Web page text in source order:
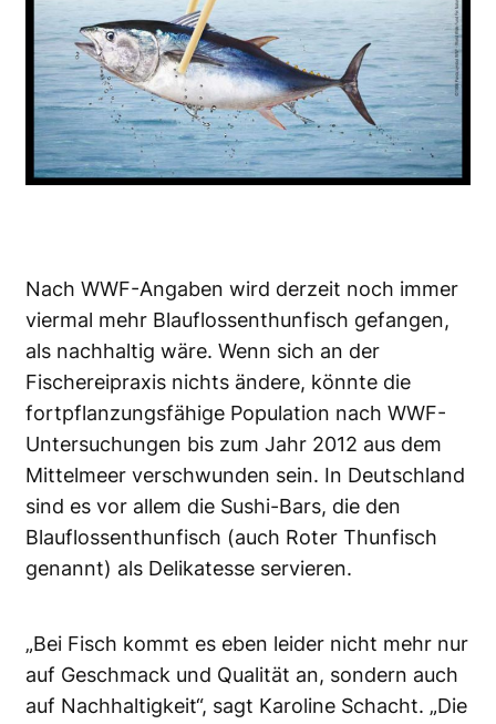
Nach WWF-Angaben wird derzeit noch immer
viermal mehr Blauflossenthunfisch gefangen,
als nachhaltig wäre. Wenn sich an der
Fischereipraxis nichts ändere, könnte die
fortpflanzungsfähige Population nach WWF-
Untersuchungen bis zum Jahr 2012 aus dem
Mittelmeer verschwunden sein. In Deutschland
sind es vor allem die Sushi-Bars, die den
Blauflossenthunfisch (auch Roter Thunfisch
genannt) als Delikatesse servieren.
„Bei Fisch kommt es eben leider nicht mehr nur
auf Geschmack und Qualität an, sondern auch
auf Nachhaltigkeit“, sagt Karoline Schacht. „Die